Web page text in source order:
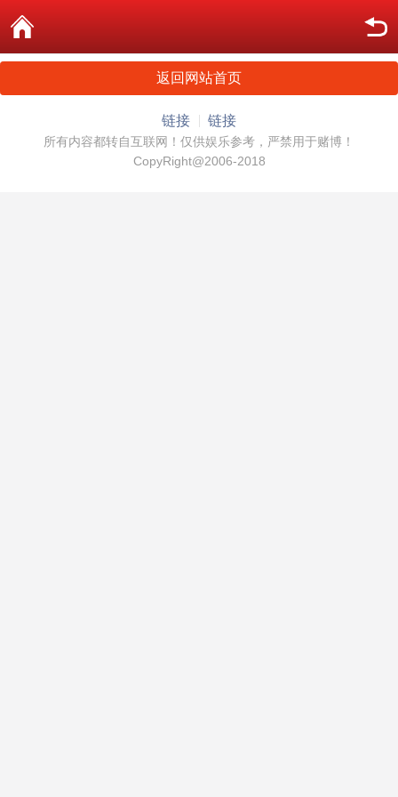
返回网站首页
链接 链接
所有内容都转自互联网！仅供娱乐参考，严禁用于赌博！
CopyRight@2006-2018